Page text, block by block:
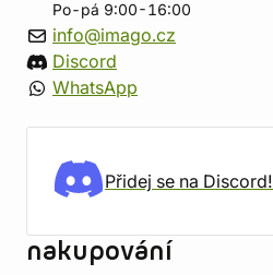
Po-pá 9:00-16:00
info@imago.cz
Discord
WhatsApp
Přidej se na Discord!
nakupování